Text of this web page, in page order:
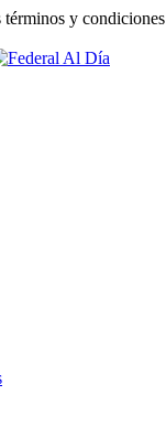
términos y condiciones